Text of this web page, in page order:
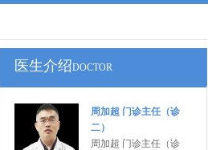
医生介绍DOCTOR
周加超 门诊主任（诊
二）
周加超 门诊主任（诊